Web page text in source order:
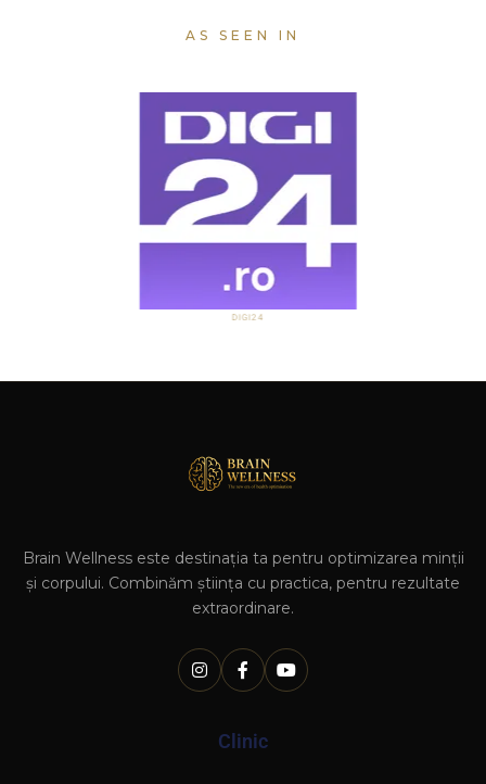
AS SEEN IN
Brain Wellness este destinația ta pentru optimizarea minții
și corpului. Combinăm știința cu practica, pentru rezultate
extraordinare.
Clinic